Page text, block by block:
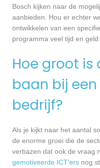
Bosch kijken naar de
aanbieden. Hou er echter
ontwikkelen van een
programma veel tijd en geld
Hoe groot is
baan bij
bedrijf?
Als je kijkt naar het aantal
de enorme groei die de
verbazen dat ook de vraag
gemotiveerde ICT’ers nog